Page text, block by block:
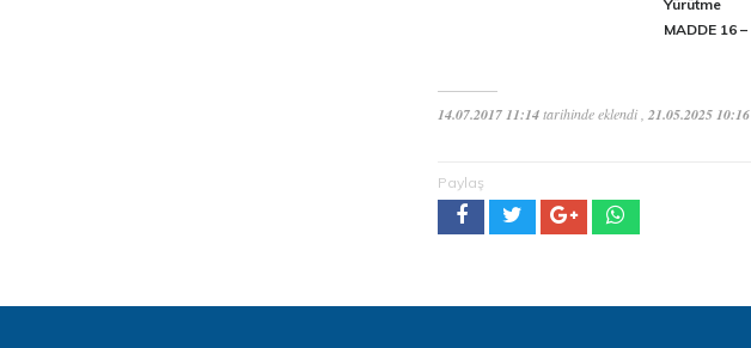
Yürütme
MADDE 16 –
14.07.2017 11:14tarihinde eklendi , 21.05.2025 10:16
Paylaş